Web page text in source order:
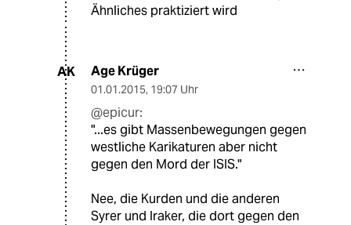
Ähnliches praktiziert wird
AK Age Krüger
01.01.2015, 19:07 Uhr
@epicur:
"...es gibt Massenbewegungen gegen
westliche Karikaturen aber nicht
gegen den Mord der ISIS."
Nee, die Kurden und die anderen
Syrer und Iraker, die dort gegen den